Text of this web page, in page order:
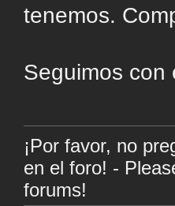
tenemos.
Seguimos con
¡Por favor, no
en el foro! -
forums!